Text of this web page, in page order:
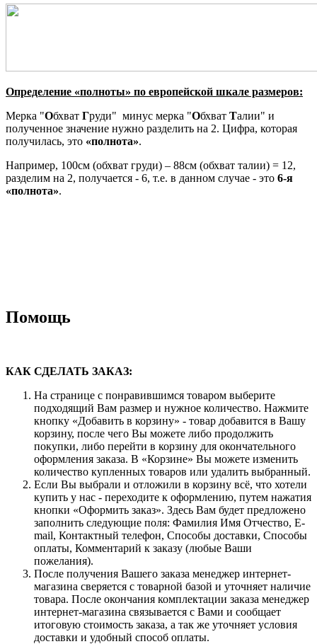
Определение «полноты» по европейской шкале размеров:
Мерка "Обхват Груди" минус мерка "Обхват Талии" и
полученное значение нужно разделить на 2. Цифра, которая
получилась, это «полнота».
Например, 100см (обхват груди) – 88см (обхват талии) = 12,
разделим на 2, получается - 6, т.е. в данном случае - это 6-я
«полнота».
Помощь
КАК СДЕЛАТЬ ЗАКАЗ:
На странице с понравившимся товаром выберите
подходящий Вам размер и нужное количество. Нажмите
кнопку «Добавить в корзину» - товар добавится в Вашу
корзину, после чего Вы можете либо продолжить
покупки, либо перейти в корзину для окончательного
оформления заказа. В «Корзине» Вы можете изменить
количество купленных товаров или удалить выбранный.
Если Вы выбрали и отложили в корзину всё, что хотели
купить у нас - переходите к оформлению, путем нажатия
кнопки «Оформить заказ». Здесь Вам будет предложено
заполнить следующие поля: Фамилия Имя Отчество, E-
mail, Контактный телефон, Способы доставки, Способы
оплаты, Комментарий к заказу (любые Ваши
пожелания).
После получения Вашего заказа менеджер интернет-
магазина сверяется с товарной базой и уточняет наличие
товара. После окончания комплектации заказа менеджер
интернет-магазина связывается с Вами и сообщает
итоговую стоимость заказа, а так же уточняет условия
доставки и удобный способ оплаты.